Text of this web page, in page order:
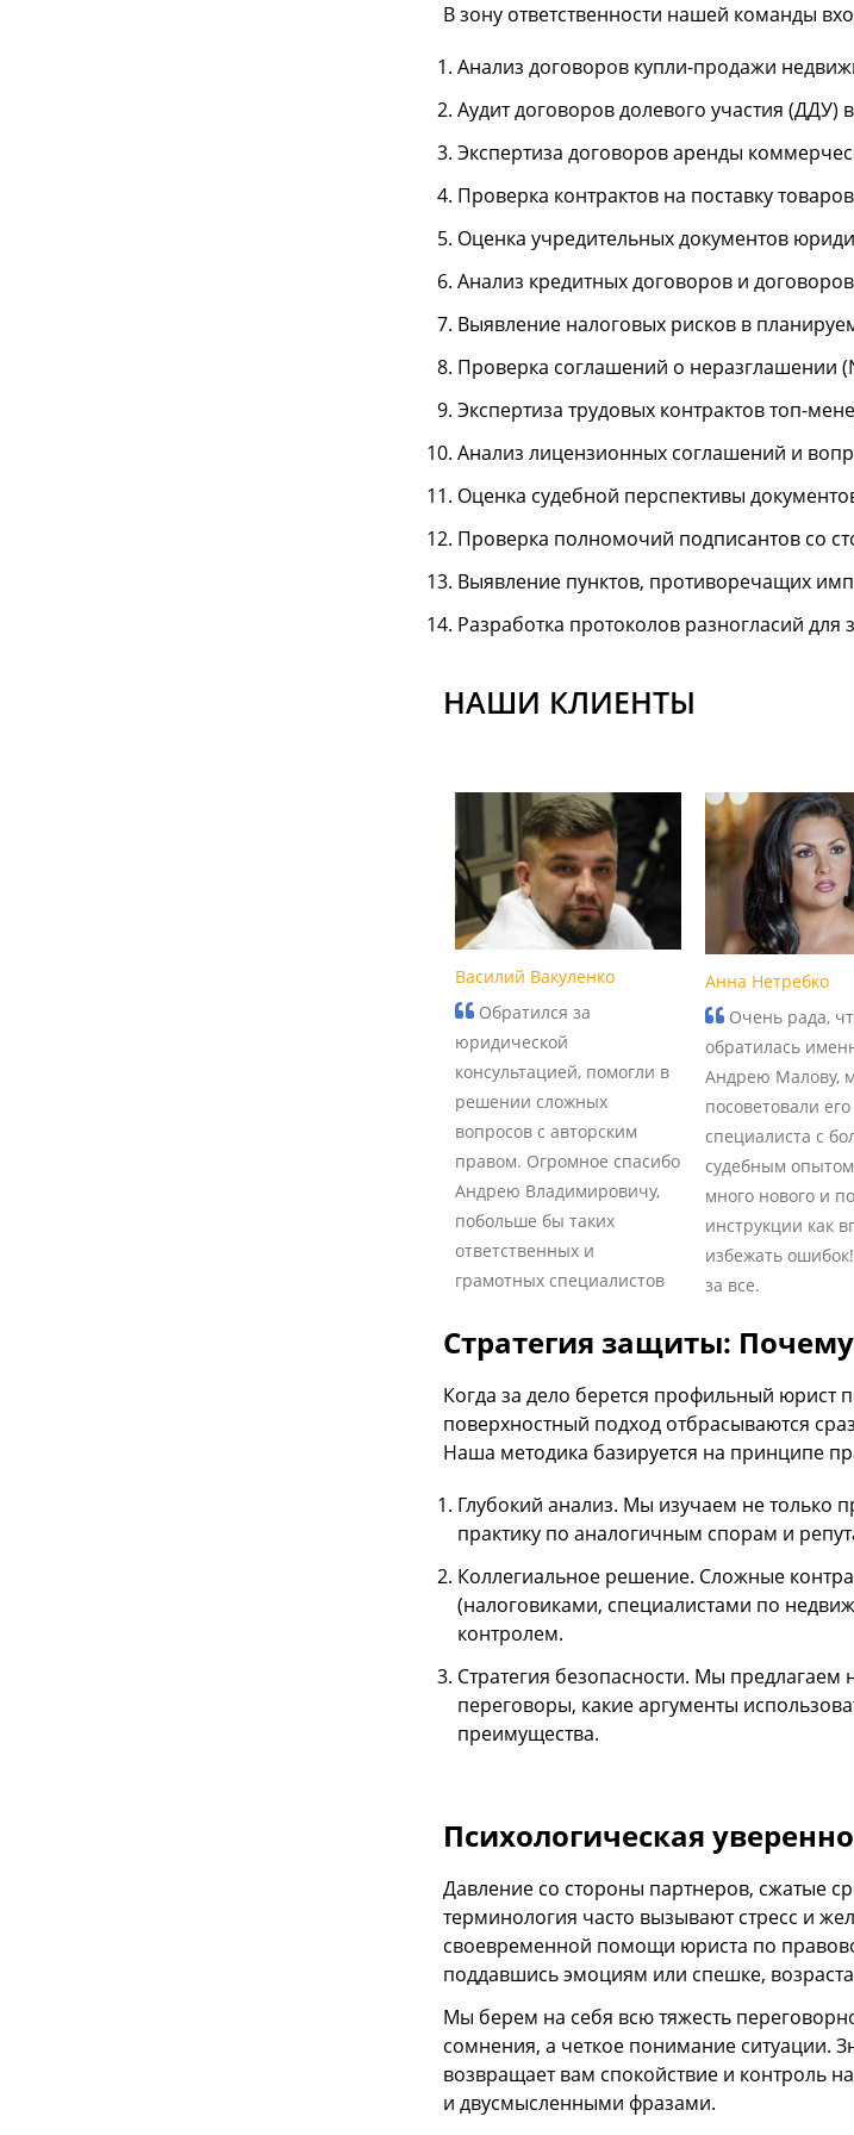
В зону ответственности нашей команды
Анализ договоров купли-продажи
Аудит договоров долевого участия (ДДУ)
Экспертиза договоров аренды
Проверка контрактов на поставку
Оценка учредительных документов
Анализ кредитных договоров и
Выявление налоговых рисков в
Проверка соглашений о неразглашении
Экспертиза трудовых контрактов топ-
Анализ лицензионных соглашений и
Оценка судебной перспективы
Проверка полномочий подписантов со
Выявление пунктов, противоречащих
Разработка протоколов разногласий
НАШИ КЛИЕНТЫ
Василий Вакуленко
Обратился за
юридической
консультацией, помогли в
решении сложных
вопросов с авторским
правом. Огромное спасибо
Андрею Владимировичу,
побольше бы таких
ответственных и
грамотных специалистов
Анна Нетребко
Очень рада,
обратилась
Андрею Малову,
посоветовали его
специалиста с
судебным
много нового и
инструкции как
избежать
за все.
Стратегия защиты:
Когда за дело берется профильный юрист
поверхностный подход отбрасываются
Наша методика базируется на принципе
Глубокий анализ. Мы изучаем не только
практику по аналогичным спорам и
Коллегиальное решение. Сложные
(налоговиками, специалистами по
контролем.
Стратегия безопасности. Мы предлагаем
переговоры, какие аргументы
преимущества.
Психологическая
Давление со стороны партнеров, сжатые
терминология часто вызывают стресс и
своевременной помощи юриста по
поддавшись эмоциям или спешке,
Мы берем на себя всю тяжесть
сомнения, а четкое понимание ситуации.
возвращает вам спокойствие и контроль
и двусмысленными фразами.